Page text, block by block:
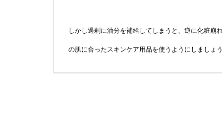
しかし過剰に油分を補給してしまうと、逆に化粧崩
の肌に合ったスキンケア用品を使うようにしましょ